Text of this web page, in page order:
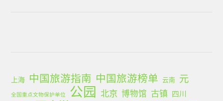
上海 中国旅游指南 中国旅游榜单 云南 元
全国重点文物保护单位 公园 北京 博物馆 古镇 四川